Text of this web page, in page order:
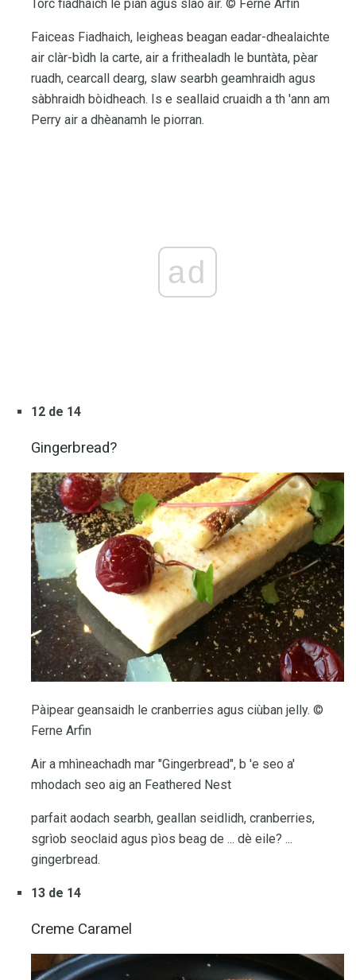
Torc fiadhaich le pian agus slao air. © Ferne Arfin
Faiceas Fiadhaich, leigheas beagan eadar-dhealaichte
air clàr-bìdh la carte, air a frithealadh le buntàta, pèar
ruadh, cearcall dearg, slaw searbh geamhraidh agus
sàbhraidh bòidheach. Is e seallaid cruaidh a th 'ann am
Perry air a dhèanamh le piorran.
ad
12 de 14
Gingerbread?
Pàipear geansaidh le cranberries agus ciùban jelly. ©
Ferne Arfin
Air a mhìneachadh mar "Gingerbread", b 'e seo a'
mhodach seo aig an Feathered Nest
parfait aodach searbh, geallan seidlidh, cranberries,
sgrìob seoclaid agus pìos beag de ... dè eile? ...
gingerbread.
13 de 14
Creme Caramel